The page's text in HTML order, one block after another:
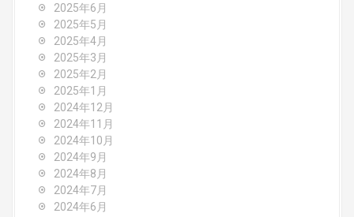
2025年6月
2025年5月
2025年4月
2025年3月
2025年2月
2025年1月
2024年12月
2024年11月
2024年10月
2024年9月
2024年8月
2024年7月
2024年6月